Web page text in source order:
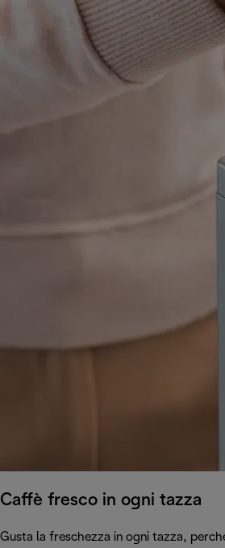
Caffè fresco in ogni tazza
Gusta la freschezza in ogni tazza,